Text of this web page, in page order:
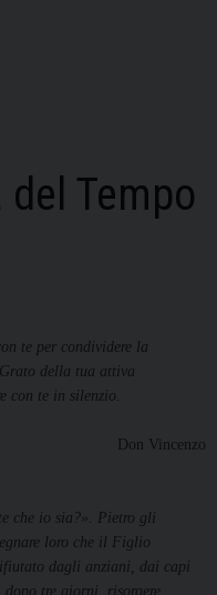
Tempo
te per condividere la
della tua attiva
con te in silenzio.
Don Vincenzo
che io sia?». Pietro gli
loro che il Figlio
dagli anziani, dai capi
tre giorni, risorgere.